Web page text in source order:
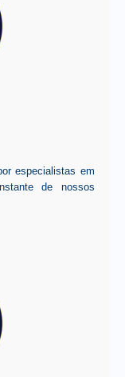
especialistas em
de nossos